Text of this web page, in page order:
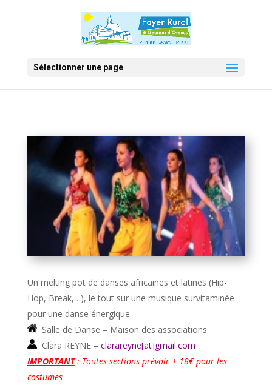
Sélectionner une page
Un melting pot de danses africaines et latines (Hip-
Hop, Break,…), le tout sur une musique survitaminée
pour une danse énergique.
Salle de Danse – Maison des associations
Clara REYNE – clarareyne[at]gmail.com
IMPORTANT: Toutes sections prévoir + 18€ pour les
costumes